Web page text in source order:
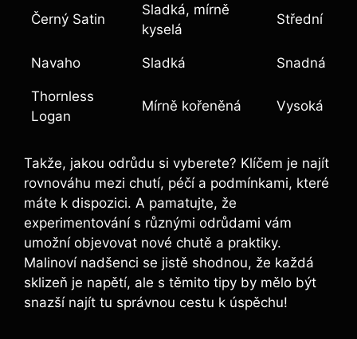
Černý Satin
Sladká, mírně
kyselá
Střední
Navaho Sladká Snadná
Thornless
Logan
Mírně kořeněná Vysoká
Takže, jakou odrůdu si vyberete? Klíčem je najít
rovnováhu mezi chutí, péčí a podmínkami, které
máte k dispozici. A pamatujte, že
experimentování s různými odrůdami vám
umožní objevovat nové chutě a praktiky.
Malinoví nadšenci se jistě shodnou, že každá
sklizeň je napětí, ale s těmito tipy by mělo být
snazší najít tu správnou cestu k úspěchu!